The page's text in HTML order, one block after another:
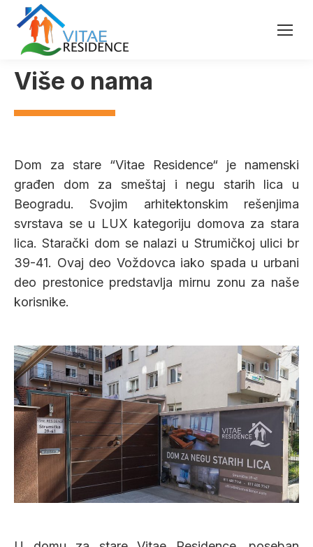
Više o nama
Dom za stare “Vitae Residence“ je namenski
građen dom za smeštaj i negu starih lica u
Beogradu. Svojim arhitektonskim rešenjima
svrstava se u LUX kategoriju domova za stara
lica. Starački dom se nalazi u Strumičkoj ulici br
39-41. Ovaj deo Voždovca iako spada u urbani
deo prestonice predstavlja mirnu zonu za naše
korisnike.